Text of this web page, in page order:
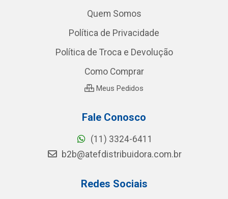
Quem Somos
Política de Privacidade
Política de Troca e Devolução
Como Comprar
Meus Pedidos
Fale Conosco
(11) 3324-6411
b2b@atefdistribuidora.com.br
Redes Sociais